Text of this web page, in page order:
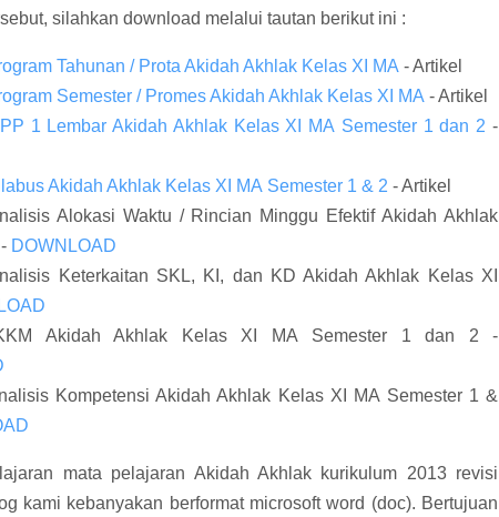
silahkan download melalui tautan berikut ini :
Tahunan / Prota Akidah Akhlak Kelas XI MA - Artikel
Semester / Promes Akidah Akhlak Kelas XI MA - Artikel
1 Lembar Akidah Akhlak Kelas XI MA Semester 1 dan 2 -
Akidah Akhlak Kelas XI MA Semester 1 & 2 - Artikel
Alokasi Waktu / Rincian Minggu Efektif Akidah Akhlak
DOWNLOAD
Keterkaitan SKL, KI, dan KD Akidah Akhlak Kelas XI
Akidah Akhlak Kelas XI MA Semester 1 dan 2 -
Kompetensi Akidah Akhlak Kelas XI MA Semester 1 &
mata pelajaran Akidah Akhlak kurikulum 2013 revisi
kami kebanyakan berformat microsoft word (doc). Bertujuan